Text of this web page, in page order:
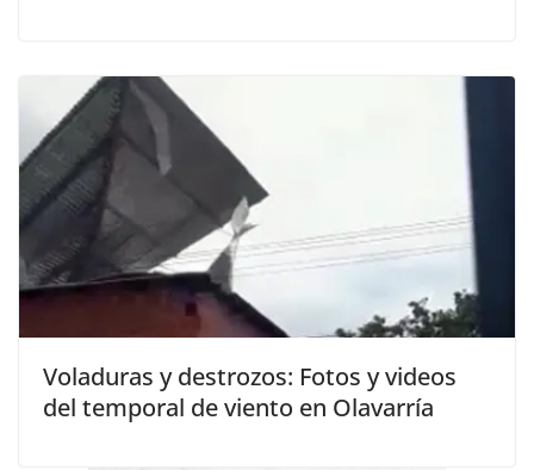
Voladuras y destrozos: Fotos y videos
del temporal de viento en Olavarría